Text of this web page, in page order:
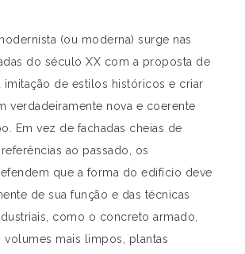
(ou moderna) surge nas
do século XX com a proposta de
de estilos históricos e criar
verdadeiramente nova e coerente
Em vez de fachadas cheias de
ao passado, os
que a forma do edifício deve
de sua função e das técnicas
como o concreto armado,
volumes mais limpos, plantas